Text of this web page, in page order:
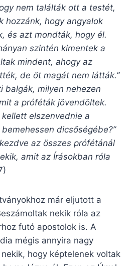
nem találták ott a testét,
hozzánk, hogy angyalok
és azt mondták, hogy él.
szintén kimentek a
mindent, ahogy az
de őt magát nem látták.”
balgák, milyen nehezen
a próféták jövendöltek.
elszenvednie a
dicsőségébe?”
az összes prófétánál
amit az Írásokban róla
már eljutott a
nekik róla az
futó apostolok is. A
mégis annyira nagy
hogy képtelenek voltak